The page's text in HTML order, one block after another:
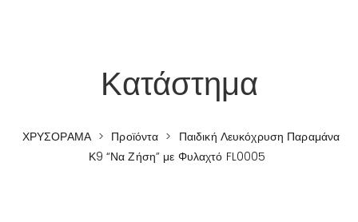
Κατάστημα
ΧΡΥΣΟΡΑΜΑ > Προϊόντα > Παιδική Λευκόχρυση Παραμάνα
Κ9 “Να Ζήση” με Φυλαχτό FL0005